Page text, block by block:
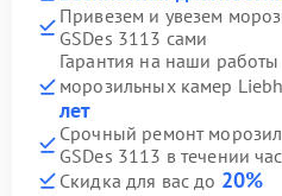
Привезем и увезем
GSDes 3113 сами
Гарантия на наши
морозильных камер
лет
Срочный ремонт
GSDes 3113 в течении
Скидка для вас до 20%